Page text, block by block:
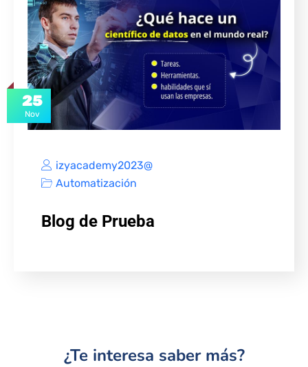
25
Nov
izyacademy2023@
Automatización
Blog de Prueba
¿Te interesa saber más?